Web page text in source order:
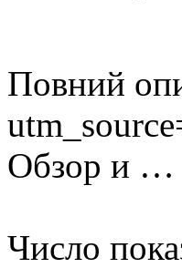
Повний
Обзор и …
Число